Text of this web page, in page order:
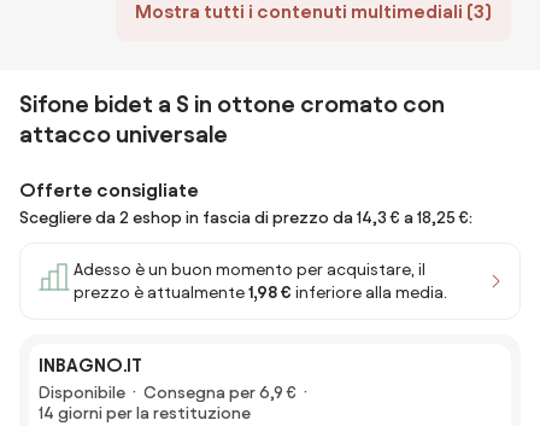
Mostra tutti i contenuti multimediali (3)
Sifone bidet a S in ottone cromato con
attacco universale
Offerte consigliate
Scegliere da 2 eshop in fascia di prezzo da 14,3 € a 18,25 €:
Adesso è un buon momento per acquistare, il
prezzo è attualmente 1,98 € inferiore alla media.
INBAGNO.IT
Disponibile
Consegna per 6,9 €
14 giorni per la restituzione